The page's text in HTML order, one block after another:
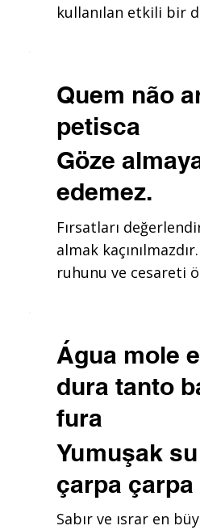
kullanılan etkili bir
Quem não
petisca
Göze
edemez.
Fırsatları
almak
ruhunu ve cesareti
Água mole
dura tanto
fura
Yumuşak
çarpa çarpa
Sabır ve ısrar en